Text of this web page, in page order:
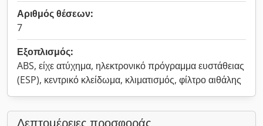
Αριθμός θέσεων:
7
Εξοπλισμός:
ABS, είχε ατύχημα, ηλεκτρονικό πρόγραμμα ευστάθειας
(ESP), κεντρικό κλείδωμα, κλιματισμός, φίλτρο αιθάλης
Λεπτομέρειες προσφοράς